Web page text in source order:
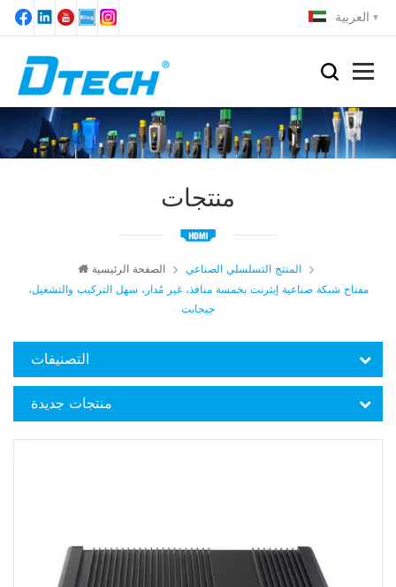
العربية
منتجات
الصفحة الرئيسية
المنتج التسلسلي الصناعي
مفتاح شبكة صناعية إيثرنت بخمسة منافذ، غير مُدار، سهل التركيب والتشغيل،
جيجابت
التصنيفات
منتجات جديدة